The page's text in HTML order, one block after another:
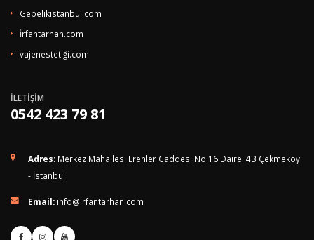
Gebelikistanbul.com
İrfantarhan.com
vajenestetiği.com
İLETİŞİM
0542 423 79 81
Adres: Merkez Mahallesi Erenler Caddesi No:16 Daire: 4B Çekmeköy
- İstanbul
Email: info@irfantarhan.com